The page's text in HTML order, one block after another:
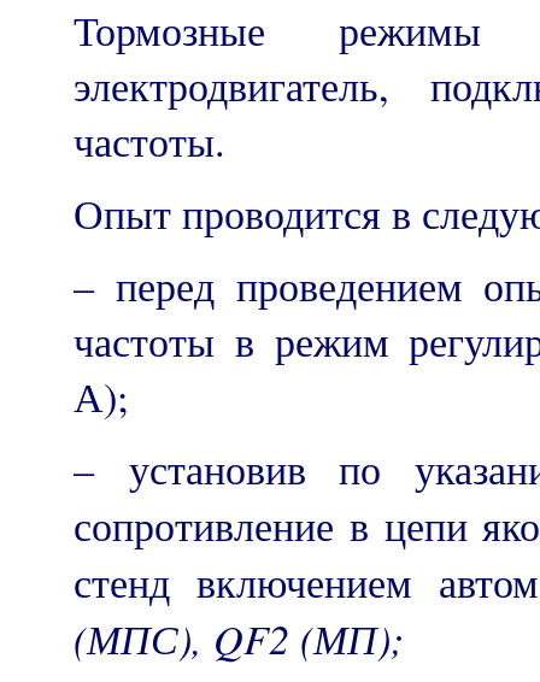
Тормозные режимы
электродвигатель,
частоты.
Опыт проводится в
– перед проведением
частоты в режим
А);
– установив по
сопротивление в цепи
стенд включением
(МПС), QF2 (МП);